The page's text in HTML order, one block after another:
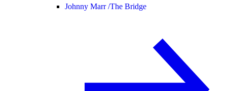
Johnny Marr /The Bridge